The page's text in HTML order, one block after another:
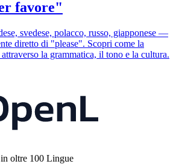
favore"
svedese, polacco, russo, giapponese —
diretto di "please". Scopri come la
attraverso la grammatica, il tono e la cultura.
oltre 100 Lingue